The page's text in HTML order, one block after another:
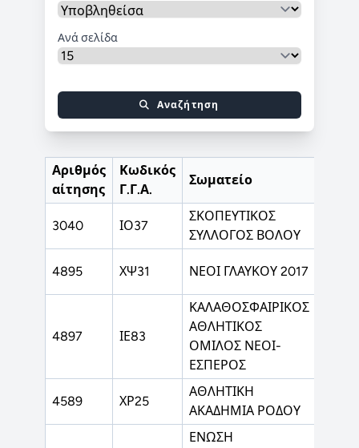
Ανά σελίδα
Αναζήτηση
Αριθμός
αίτησης
Κωδικός
Γ.Γ.Α.
Σωματείο
3040 ΙΟ37
ΣΚΟΠΕΥΤΙΚΟΣ
ΣΥΛΛΟΓΟΣ ΒΟΛΟΥ
4895 ΧΨ31 ΝΕΟΙ ΓΛΑΥΚΟΥ 2017
4897 ΙΕ83
ΚΑΛΑΘΟΣΦΑΙΡΙΚΟΣ
ΑΘΛΗΤΙΚΟΣ
ΟΜΙΛΟΣ ΝΕΟΙ-
ΕΣΠΕΡΟΣ
4589 ΧΡ25
ΑΘΛΗΤΙΚΗ
ΑΚΑΔΗΜΙΑ ΡΟΔΟΥ
ΕΝΩΣΗ